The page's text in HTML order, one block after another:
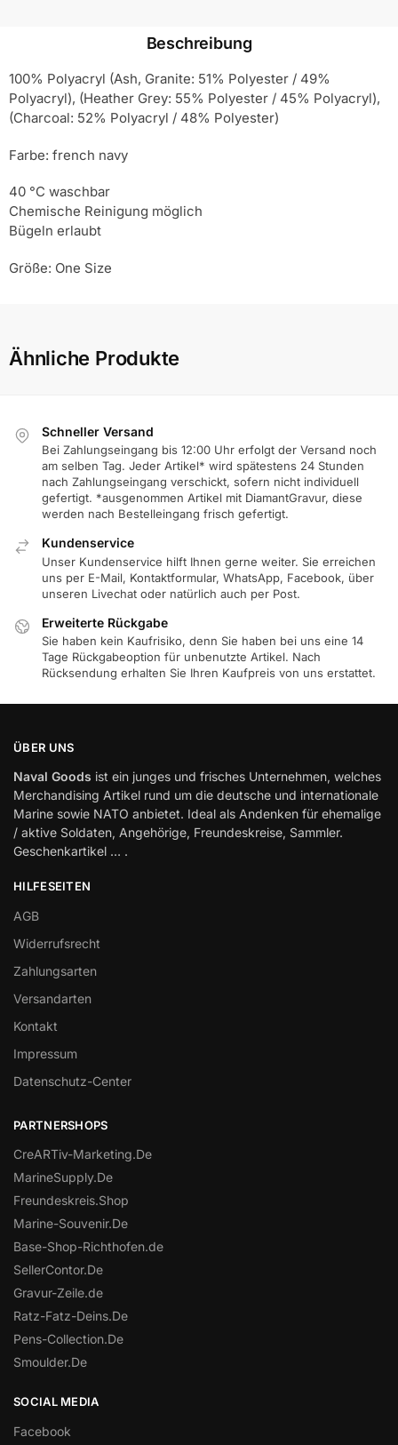
Beschreibung
100% Polyacryl (Ash, Granite: 51% Polyester / 49%
Polyacryl), (Heather Grey: 55% Polyester / 45% Polyacryl),
(Charcoal: 52% Polyacryl / 48% Polyester)
Farbe: french navy
40 °C waschbar
Chemische Reinigung möglich
Bügeln erlaubt
Größe: One Size
Ähnliche Produkte
Schneller Versand
Bei Zahlungseingang bis 12:00 Uhr erfolgt der Versand noch
am selben Tag. Jeder Artikel* wird spätestens 24 Stunden
nach Zahlungseingang verschickt, sofern nicht individuell
gefertigt. *ausgenommen Artikel mit DiamantGravur, diese
werden nach Bestelleingang frisch gefertigt.
Kundenservice
Unser Kundenservice hilft Ihnen gerne weiter. Sie erreichen
uns per E-Mail, Kontaktformular, WhatsApp, Facebook, über
unseren Livechat oder natürlich auch per Post.
Erweiterte Rückgabe
Sie haben kein Kaufrisiko, denn Sie haben bei uns eine 14
Tage Rückgabeoption für unbenutzte Artikel. Nach
Rücksendung erhalten Sie Ihren Kaufpreis von uns erstattet.
ÜBER UNS
Naval Goods ist ein junges und frisches Unternehmen, welches
Merchandising Artikel rund um die deutsche und internationale
Marine sowie NATO anbietet. Ideal als Andenken für ehemalige
/ aktive Soldaten, Angehörige, Freundeskreise, Sammler.
Geschenkartikel … .
HILFESEITEN
AGB
Widerrufsrecht
Zahlungsarten
Versandarten
Kontakt
Impressum
Datenschutz-Center
PARTNERSHOPS
CreARTiv-Marketing.De
MarineSupply.De
Freundeskreis.Shop
Marine-Souvenir.De
Base-Shop-Richthofen.de
SellerContor.De
Gravur-Zeile.de
Ratz-Fatz-Deins.De
Pens-Collection.De
Smoulder.De
SOCIAL MEDIA
Facebook